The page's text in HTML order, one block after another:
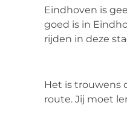
Eindhoven is
goed is in
rijden in deze
Het is trouwens
route. Jij moet